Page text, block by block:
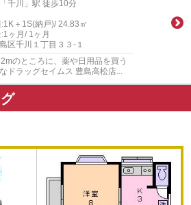
千川」駅 徒歩10分
1K＋1S(納戸)/ 24.83㎡
1ヶ月/ 1ヶ月
区千川１丁目３３-１
のところに、薬や日用品を買う
ドラッグセイムス 豊島高松店...